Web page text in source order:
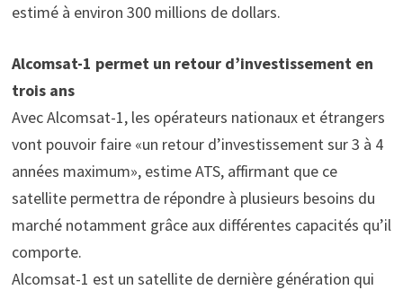
estimé à environ 300 millions de dollars.
Alcomsat-1 permet un retour d’investissement en
trois ans
Avec Alcomsat-1, les opérateurs nationaux et étrangers
vont pouvoir faire «un retour d’investissement sur 3 à 4
années maximum», estime ATS, affirmant que ce
satellite permettra de répondre à plusieurs besoins du
marché notamment grâce aux différentes capacités qu’il
comporte.
Alcomsat-1 est un satellite de dernière génération qui